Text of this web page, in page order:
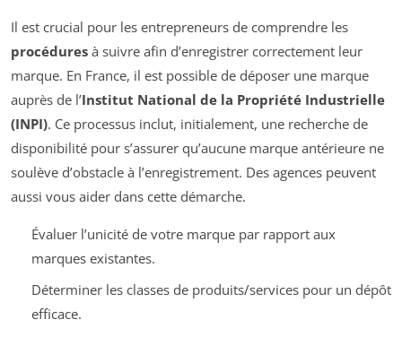
Il est crucial pour les entrepreneurs de comprendre les
procédures à suivre afin d’enregistrer correctement leur
marque. En France, il est possible de déposer une marque
auprès de l’Institut National de la Propriété Industrielle
(INPI). Ce processus inclut, initialement, une recherche de
disponibilité pour s’assurer qu’aucune marque antérieure ne
soulève d’obstacle à l’enregistrement. Des agences peuvent
aussi vous aider dans cette démarche.
Évaluer l’unicité de votre marque par rapport aux
marques existantes.
Déterminer les classes de produits/services pour un dépôt
efficace.